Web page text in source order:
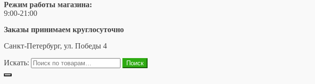
Режим работы магазина:
9:00-21:00
Заказы принимаем круглосуточно
Санкт-Петербург, ул. Победы 4
Искать: Поиск